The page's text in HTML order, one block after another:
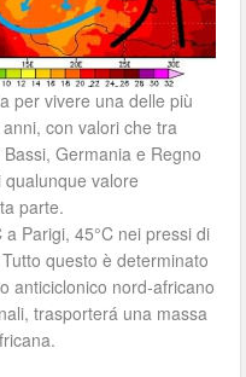
per vivere una delle più
con valori che tra
Germania e Regno
valore
parte.
Parigi, 45°C nei pressi di
questo è determinato
anticiclonico nord-africano
trasporterá una massa